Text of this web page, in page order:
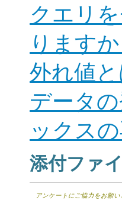
クエリ
りますか
外れ値
データ
ックス
添付ファ
アンケートにご協力をお願い